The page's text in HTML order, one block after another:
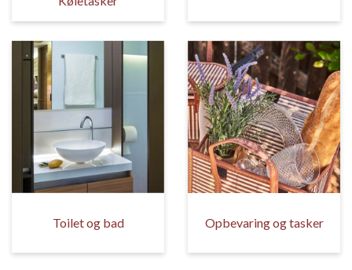
Toilet og bad Opbevaring og tasker